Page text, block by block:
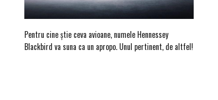
Pentru cine știe ceva avioane, numele Hennessey
Blackbird va suna ca un apropo. Unul pertinent, de altfel!